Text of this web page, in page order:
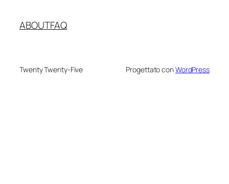
ABOUTFAQ
Twenty Twenty-Five Progettato conWordPress